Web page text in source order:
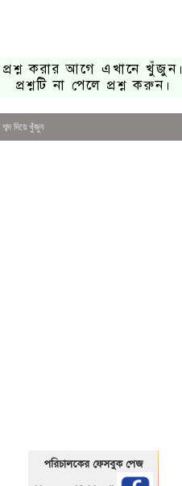
প্রশ্ন করার আগে এখানে খুঁজুন।
প্রশ্নটি না পেলে প্রশ্ন করুন।
পরিচালকের ফেসবুক পেজ